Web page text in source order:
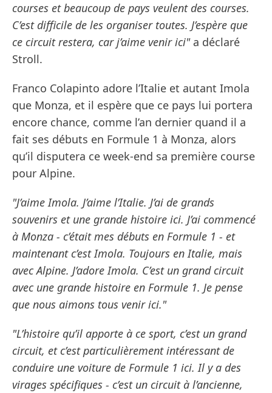
courses et beaucoup de pays veulent des courses.
C’est difficile de les organiser toutes. J’espère que
ce circuit restera, car j’aime venir ici" a déclaré
Stroll.
Franco Colapinto adore l’Italie et autant Imola
que Monza, et il espère que ce pays lui portera
encore chance, comme l’an dernier quand il a
fait ses débuts en Formule 1 à Monza, alors
qu’il disputera ce week-end sa première course
pour Alpine.
"J’aime Imola. J’aime l’Italie. J’ai de grands
souvenirs et une grande histoire ici. J’ai commencé
à Monza - c’était mes débuts en Formule 1 - et
maintenant c’est Imola. Toujours en Italie, mais
avec Alpine. J’adore Imola. C’est un grand circuit
avec une grande histoire en Formule 1. Je pense
que nous aimons tous venir ici."
"L’histoire qu’il apporte à ce sport, c’est un grand
circuit, et c’est particulièrement intéressant de
conduire une voiture de Formule 1 ici. Il y a des
virages spécifiques - c’est un circuit à l’ancienne,